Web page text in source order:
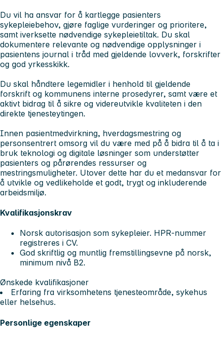
Du vil ha ansvar for å kartlegge pasienters
sykepleiebehov, gjøre faglige vurderinger og prioritere,
samt iverksette nødvendige sykepleietiltak. Du skal
dokumentere relevante og nødvendige opplysninger i
pasientens journal i tråd med gjeldende lovverk, forskrifter
og god yrkesskikk.
Du skal håndtere legemidler i henhold til gjeldende
forskrift og kommunens interne prosedyrer, samt være et
aktivt bidrag til å sikre og videreutvikle kvaliteten i den
direkte tjenesteytingen.
Innen pasientmedvirkning, hverdagsmestring og
personsentrert omsorg vil du være med på å bidra til å ta i
bruk teknologi og digitale løsninger som understøtter
pasienters og pårørendes ressurser og
mestringsmuligheter. Utover dette har du et medansvar for
å utvikle og vedlikeholde et godt, trygt og inkluderende
arbeidsmiljø.
Kvalifikasjonskrav
Norsk autorisasjon som sykepleier. HPR-nummer
registreres i CV.
God skriftlig og muntlig fremstillingsevne på norsk,
minimum nivå B2.
Ønskede kvalifikasjoner
Erfaring fra virksomhetens tjenesteområde, sykehus
eller helsehus.
Personlige egenskaper